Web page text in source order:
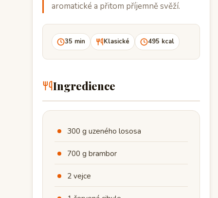
aromatické a přitom příjemně svěží.
35 min Klasické 495 kcal
Ingredience
300 g uzeného lososa
700 g brambor
2 vejce